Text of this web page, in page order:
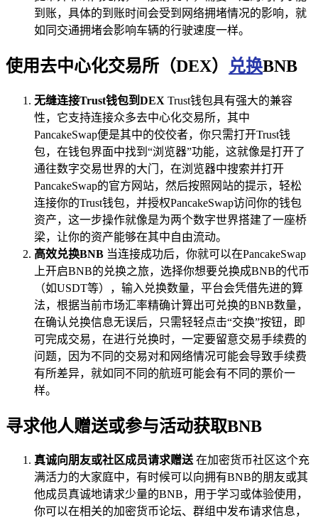
到账，具体的到账时间会受到网络拥堵情况的影响，就
如同交通拥堵会影响车辆的行驶速度一样。
使用去中心化交易所（DEX） 兑换BNB
无缝连接Trust钱包到DEX Trust钱包具有强大的兼容
性，它支持连接众多去中心化交易所，其中
PancakeSwap便是其中的佼佼者，你只需打开Trust钱
包，在钱包界面中找到“浏览器”功能，这就像是打开了
通往数字交易世界的大门，在浏览器中搜索并打开
PancakeSwap的官方网站，然后按照网站的提示，轻松
连接你的Trust钱包，并授权PancakeSwap访问你的钱包
资产，这一步操作就像是为两个数字世界搭建了一座桥
梁，让你的资产能够在其中自由流动。
高效兑换BNB 当连接成功后，你就可以在PancakeSwap
上开启BNB的兑换之旅，选择你想要兑换成BNB的代币
（如USDT等），输入兑换数量，平台会凭借先进的算
法，根据当前市场汇率精确计算出可兑换的BNB数量，
在确认兑换信息无误后，只需轻轻点击“交换”按钮，即
可完成交易，在进行兑换时，一定要留意交易手续费的
问题，因为不同的交易对和网络情况可能会导致手续费
有所差异，就如同不同的航班可能会有不同的票价一
样。
寻求他人赠送或参与活动获取BNB
真诚向朋友或社区成员请求赠送在加密货币社区这个充
满活力的大家庭中，有时候可以向拥有BNB的朋友或其
他成员真诚地请求少量的BNB，用于学习或体验使用，
你可以在相关的加密货币论坛、群组中发布请求信息，